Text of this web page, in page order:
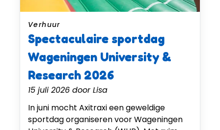
Verhuur
Spectaculaire sportdag
Wageningen University &
Research 2026
15 juli 2026 door Lisa
In juni mocht Axitraxi een geweldige
sportdag organiseren voor Wageningen